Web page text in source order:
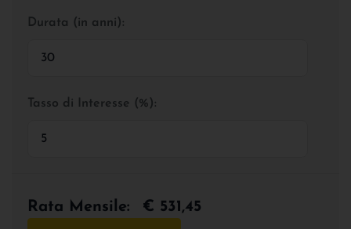
Durata (in anni):
Tasso di Interesse (%):
Rata Mensile: € 531,45